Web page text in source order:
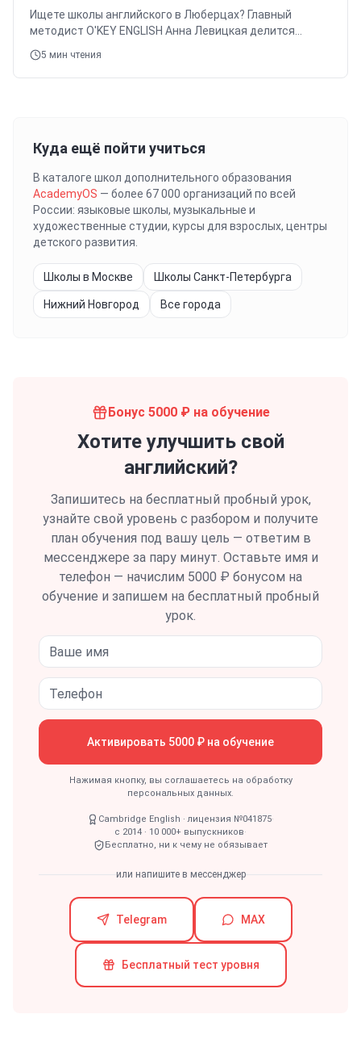
Ищете школы английского в Люберцах? Главный
методист O'KEY ENGLISH Анна Левицкая делится
экспертными советами по выбору курсов: цели,
лицензии, методики, цены и пробный урок.
5 мин чтения
Куда ещё пойти учиться
В каталоге школ дополнительного образования
AcademyOS — более 67 000 организаций по всей
России: языковые школы, музыкальные и
художественные студии, курсы для взрослых, центры
детского развития.
Школы в Москве Школы Санкт-Петербурга
Нижний Новгород Все города
Бонус 5000 ₽ на обучение
Хотите улучшить свой
английский?
Запишитесь на бесплатный пробный урок,
узнайте свой уровень с разбором и получите
план обучения под вашу цель — ответим в
мессенджере за пару минут. Оставьте имя и
телефон — начислим 5000 ₽ бонусом на
обучение и запишем на бесплатный пробный
урок.
Активировать 5000 ₽ на обучение
Нажимая кнопку, вы соглашаетесь на обработку
персональных данных.
Cambridge English · лицензия №041875·
с 2014 · 10 000+ выпускников·
Бесплатно, ни к чему не обязывает
или напишите в мессенджер
Telegram MAX
Бесплатный тест уровня